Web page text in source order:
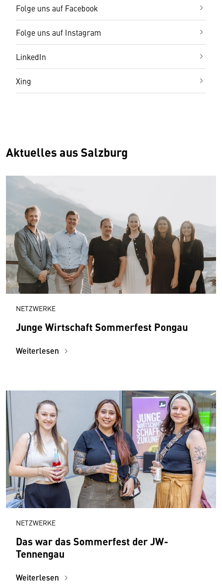
Folge uns auf Facebook
Folge uns auf Instagram
LinkedIn
Xing
Aktuelles aus Salzburg
NETZWERKE
Junge Wirtschaft Sommerfest Pongau
Weiterlesen
NETZWERKE
Das war das Sommerfest der JW-
Tennengau
Weiterlesen